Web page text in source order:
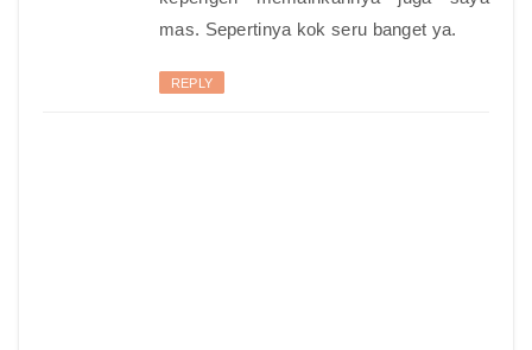
mas. Sepertinya kok seru banget ya.
REPLY